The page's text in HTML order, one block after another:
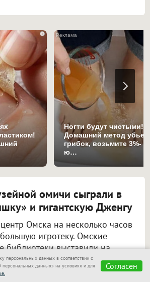
i
Ногти будут чистыми!
Домашний метод убьет
грибок, возьмите 3%-
ю…
омичи сыграли в
и гигантскую Дженгу
Омска на несколько часов
игротеку. Омские
библиотеки выставили на
больше сотни настольных игр
до авторских
персональных данных в соответствии с
данных» на условиях и для
Согласен